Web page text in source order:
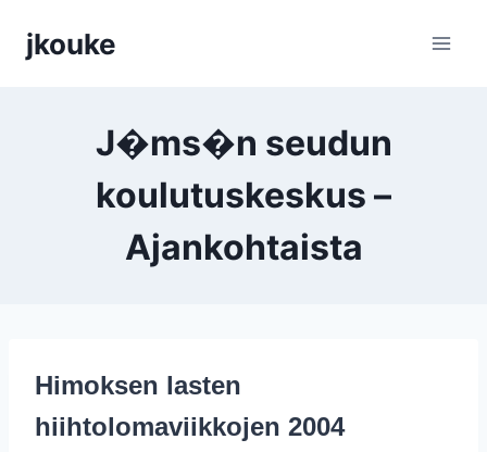
sisältöön
jkouke
J�ms�n seudun
koulutuskeskus –
Ajankohtaista
Himoksen lasten
hiihtolomaviikkojen 2004